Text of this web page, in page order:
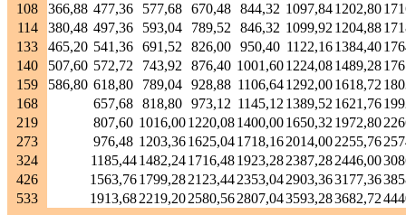
108
366,88 477,36 577,68 670,48 844,32 1097,841202,80
114
380,48 497,36 593,04 789,52 846,32 1099,92 1204,88
133
465,20 541,36 691,52 826,00 950,40 1122,16 1384,40
140
507,60 572,72 743,92 876,40 1001,601224,081489,28
159
586,80 618,80 789,04 928,88 1106,64 1292,001618,72
168
657,68 818,80 973,12 1145,12 1389,52 1621,76
219
807,60 1016,001220,081400,001650,32 1972,80
273
976,48 1203,361625,041718,162014,002255,76
324
1185,44 1482,241716,481923,282387,282446,00
426
1563,761799,282123,442353,042903,363177,36
533
1913,682219,202580,562807,043593,283682,72